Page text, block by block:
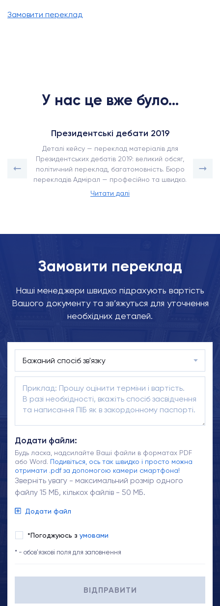
Замовити переклад
У нас це вже було...
Президентські дебати 2019
Деталі кейсу — переклад матеріалів для
Президентських дебатів 2019: великий обсяг,
політичний переклад, багатомовність. Бюро
перекладів Адмірал — професійно та швидко.
Читати далі
Замовити переклад
Наші менеджери швидко підрахують вартість
Вашого документу та зв’яжуться для уточнення
необхідних деталей.
Додати файли:
Будь ласка, надсилайте Ваші файли в форматах PDF
або Word. Подивіться, ось так швидко і просто можна
отримати .pdf за допомогою камери смартфона!
Зверніть увагу - максимальний розмір одного
файлу 15 МБ, кількох файлів - 50 МБ.
Додати файл
*Погоджуюсь з умовами
* - обов'язкові поля для заповнення
ВІДПРАВИТИ